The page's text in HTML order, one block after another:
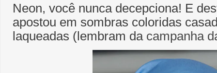
Neon, você nunca decepciona! E
apostou em sombras coloridas
laqueadas (lembram da campanha